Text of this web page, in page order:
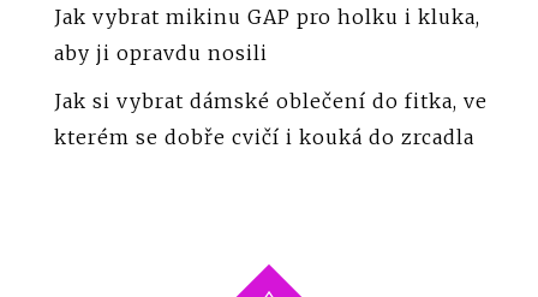
Jak vybrat mikinu GAP pro holku i kluka,
aby ji opravdu nosili
Jak si vybrat dámské oblečení do fitka, ve
kterém se dobře cvičí i kouká do zrcadla